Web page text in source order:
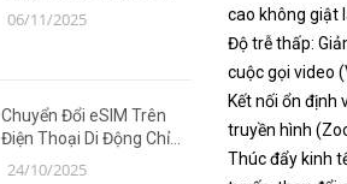
cao không giật
Độ trễ thấp:
cuộc gọi video
Kết nối ổn định
truyền hình
Thúc đẩy kinh
Cùng Router TP-Link MR
06/11/2025
Chuyển Đổi eSIM Trên
Điện Thoại Di Động Chỉ
Trong 5 Phút | Giải Pháp
24/10/2025